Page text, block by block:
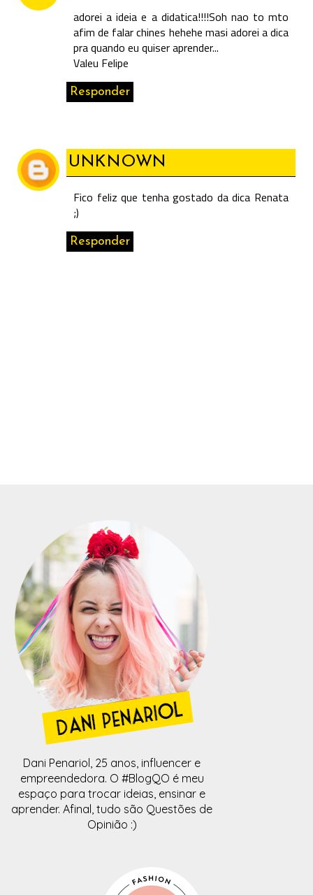
adorei a ideia e a didatica!!!!Soh nao to mto
afim de falar chines hehehe masi adorei a dica
pra quando eu quiser aprender...
Valeu Felipe
Responder
UNKNOWN
Fico feliz que tenha gostado da dica Renata
;)
Responder
Dani Penariol, 25 anos, influencer e
empreendedora. O #BlogQO é meu
espaço para trocar ideias, ensinar e
aprender. Afinal, tudo são Questões de
Opinião :)